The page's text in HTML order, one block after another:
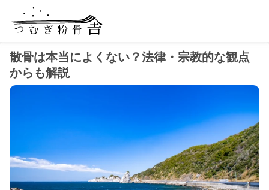
散骨は本当によくない？法律・宗教的な観点
からも解説